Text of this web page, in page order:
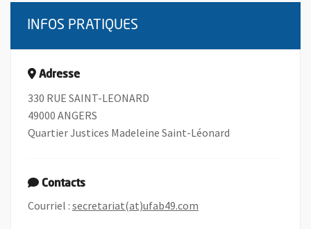
INFOS PRATIQUES
Adresse
330 RUE SAINT-LEONARD
49000 ANGERS
Quartier Justices Madeleine Saint-Léonard
Contacts
Courriel : secretariat(at)ufab49.com